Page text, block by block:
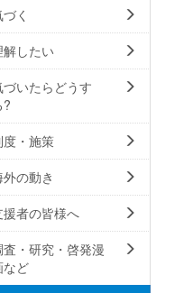
く
解したい
づいたらどうす
?
度・施策
外の動き
援者の皆様へ
査・研究・啓発漫
など